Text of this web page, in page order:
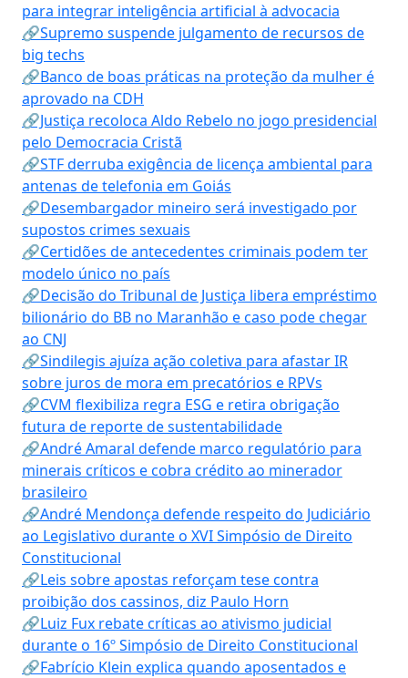
para integrar inteligência artificial à advocacia
🔗Supremo suspende julgamento de recursos de
big techs
🔗Banco de boas práticas na proteção da mulher é
aprovado na CDH
🔗Justiça recoloca Aldo Rebelo no jogo presidencial
pelo Democracia Cristã
🔗STF derruba exigência de licença ambiental para
antenas de telefonia em Goiás
🔗Desembargador mineiro será investigado por
supostos crimes sexuais
🔗Certidões de antecedentes criminais podem ter
modelo único no país
🔗Decisão do Tribunal de Justiça libera empréstimo
bilionário do BB no Maranhão e caso pode chegar
ao CNJ
🔗Sindilegis ajuíza ação coletiva para afastar IR
sobre juros de mora em precatórios e RPVs
🔗CVM flexibiliza regra ESG e retira obrigação
futura de reporte de sustentabilidade
🔗André Amaral defende marco regulatório para
minerais críticos e cobra crédito ao minerador
brasileiro
🔗André Mendonça defende respeito do Judiciário
ao Legislativo durante o XVI Simpósio de Direito
Constitucional
🔗Leis sobre apostas reforçam tese contra
proibição dos cassinos, diz Paulo Horn
🔗Luiz Fux rebate críticas ao ativismo judicial
durante o 16º Simpósio de Direito Constitucional
🔗Fabrício Klein explica quando aposentados e